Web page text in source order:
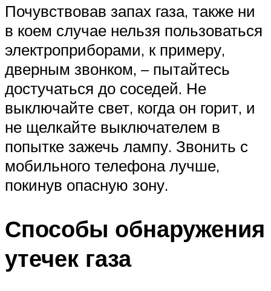
Почувствовав запах газа, также ни
в коем случае нельзя пользоваться
электроприборами, к примеру,
дверным звонком, – пытайтесь
достучаться до соседей. Не
выключайте свет, когда он горит, и
не щелкайте выключателем в
попытке зажечь лампу. Звонить с
мобильного телефона лучше,
покинув опасную зону.
Способы обнаружения
утечек газа